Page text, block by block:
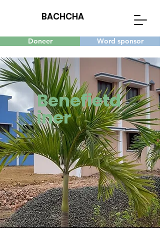
BACHCHA
Doneer Word sponsor
Benefietd
iner